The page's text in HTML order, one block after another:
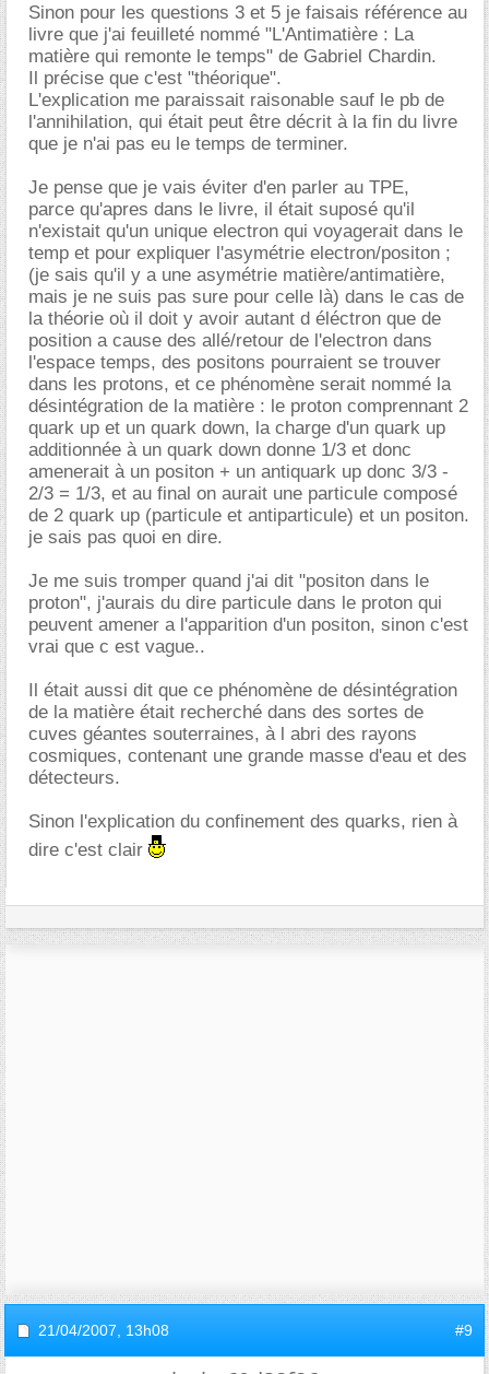
Sinon pour les questions 3 et 5 je faisais référence au
livre que j'ai feuilleté nommé "L'Antimatière : La
matière qui remonte le temps" de Gabriel Chardin.
Il précise que c'est "théorique".
L'explication me paraissait raisonable sauf le pb de
l'annihilation, qui était peut être décrit à la fin du livre
que je n'ai pas eu le temps de terminer.
Je pense que je vais éviter d'en parler au TPE,
parce qu'apres dans le livre, il était suposé qu'il
n'existait qu'un unique electron qui voyagerait dans le
temp et pour expliquer l'asymétrie electron/positon ;
(je sais qu'il y a une asymétrie matière/antimatière,
mais je ne suis pas sure pour celle là) dans le cas de
la théorie où il doit y avoir autant d éléctron que de
position a cause des allé/retour de l'electron dans
l'espace temps, des positons pourraient se trouver
dans les protons, et ce phénomène serait nommé la
désintégration de la matière : le proton comprennant 2
quark up et un quark down, la charge d'un quark up
additionnée à un quark down donne 1/3 et donc
amenerait à un positon + un antiquark up donc 3/3 -
2/3 = 1/3, et au final on aurait une particule composé
de 2 quark up (particule et antiparticule) et un positon.
je sais pas quoi en dire.
Je me suis tromper quand j'ai dit "positon dans le
proton", j'aurais du dire particule dans le proton qui
peuvent amener a l'apparition d'un positon, sinon c'est
vrai que c est vague..
Il était aussi dit que ce phénomène de désintégration
de la matière était recherché dans des sortes de
cuves géantes souterraines, à l abri des rayons
cosmiques, contenant une grande masse d'eau et des
détecteurs.
Sinon l'explication du confinement des quarks, rien à
dire c'est clair
21/04/2007, 13h08 #9